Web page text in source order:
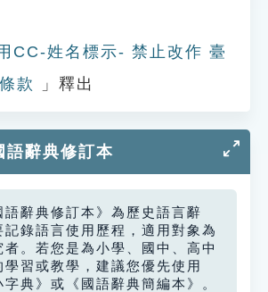
CC-姓名標示- 禁止改作 臺
款
」釋出
語辭典修訂本
語辭典修訂本》為歷史語言辭
記錄語言使用歷程，適用對象為
者。若您是為小學、國中、高中
學習或教學，建議您優先使用
字典》或《國語辭典簡編本》。